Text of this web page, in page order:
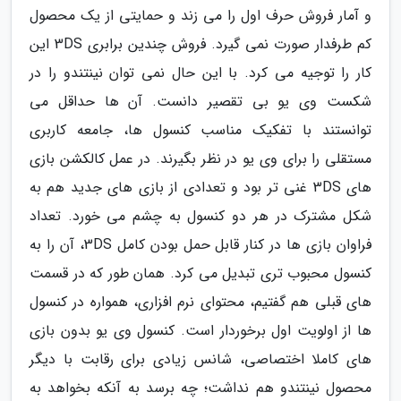
و آمار فروش حرف اول را می زند و حمایتی از یک محصول
کم طرفدار صورت نمی گیرد. فروش چندین برابری 3DS این
کار را توجیه می کرد. با این حال نمی توان نینتندو را در
شکست وی یو بی تقصیر دانست. آن ها حداقل می
توانستند با تفکیک مناسب کنسول ها، جامعه کاربری
مستقلی را برای وی یو در نظر بگیرند. در عمل کالکشن بازی
های 3DS غنی تر بود و تعدادی از بازی های جدید هم به
شکل مشترک در هر دو کنسول به چشم می خورد. تعداد
فراوان بازی ها در کنار قابل حمل بودن کامل 3DS، آن را به
کنسول محبوب تری تبدیل می کرد. همان طور که در قسمت
های قبلی هم گفتیم، محتوای نرم افزاری، همواره در کنسول
ها از اولویت اول برخوردار است. کنسول وی یو بدون بازی
های کاملا اختصاصی، شانس زیادی برای رقابت با دیگر
محصول نینتندو هم نداشت؛ چه برسد به آنکه بخواهد به